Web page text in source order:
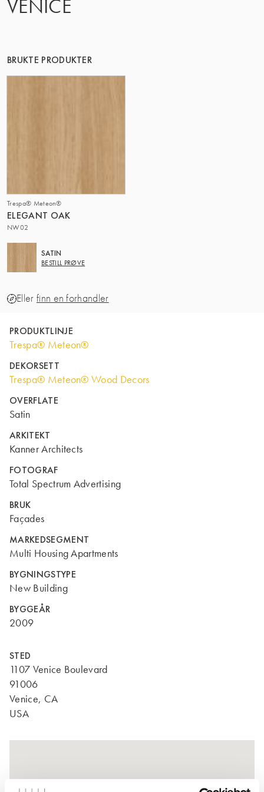
VENICE
BRUKTE PRODUKTER
Trespa® Meteon®
ELEGANT OAK
NW02
SATIN
BESTILL PRØVE
Eller finn en forhandler
PRODUKTLINJE
Trespa® Meteon®
DEKORSETT
Trespa® Meteon® Wood Decors
OVERFLATE
Satin
ARKITEKT
Kanner Architects
FOTOGRAF
Total Spectrum Advertising
BRUK
Façades
MARKEDSEGMENT
Multi Housing Apartments
BYGNINGSTYPE
New Building
BYGGEÅR
2009
STED
1107 Venice Boulevard
91006
Venice, CA
USA